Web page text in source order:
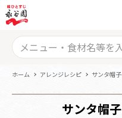
ホーム アレンジレシピ サンタ帽
サンタ帽